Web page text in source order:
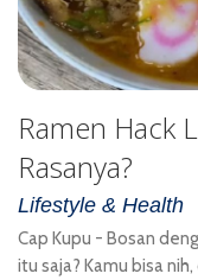
Ramen Hack
Rasanya?
Lifestyle & Health
Cap Kupu - Bosan
itu saja? Kamu bisa